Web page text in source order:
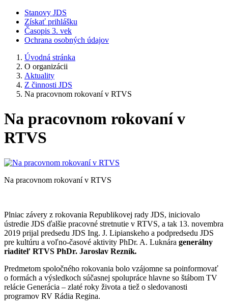
Stanovy JDS
Získať prihlášku
Časopis 3. vek
Ochrana osobných údajov
Úvodná stránka
O organizácii
Aktuality
Z činnosti JDS
Na pracovnom rokovaní v RTVS
Na pracovnom rokovaní v
RTVS
Na pracovnom rokovaní v RTVS
Plniac závery z rokovania Republikovej rady JDS, iniciovalo
ústredie JDS ďalšie pracovné stretnutie v RTVS, a tak 13. novembra
2019 prijal predsedu JDS Ing. J. Lipianskeho a podpredsedu JDS
pre kultúru a voľno-časové aktivity PhDr. A. Luknára generálny
riaditeľ RTVS PhDr. Jaroslav Rezník.
Predmetom spoločného rokovania bolo vzájomne sa poinformovať
o formách a výsledkoch súčasnej spolupráce hlavne so štábom TV
relácie Generácia – zlaté roky života a tiež o sledovanosti
programov RV Rádia Regina.